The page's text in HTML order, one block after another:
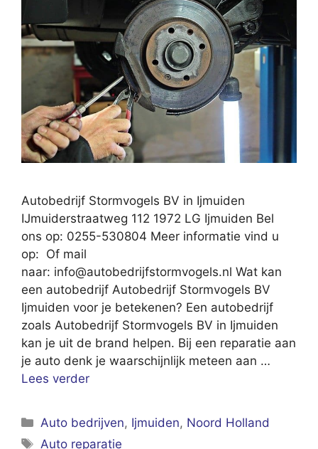
Autobedrijf Stormvogels BV in Ijmuiden
IJmuiderstraatweg 112 1972 LG Ijmuiden Bel
ons op: 0255-530804 Meer informatie vind u
op: Of mail
naar: info@autobedrijfstormvogels.nl Wat kan
een autobedrijf Autobedrijf Stormvogels BV
Ijmuiden voor je betekenen? Een autobedrijf
zoals Autobedrijf Stormvogels BV in Ijmuiden
kan je uit de brand helpen. Bij een reparatie aan
je auto denk je waarschijnlijk meteen aan …
Lees verder
Categorieën
Auto bedrijven, Ijmuiden, Noord Holland
Tags
Auto reparatie